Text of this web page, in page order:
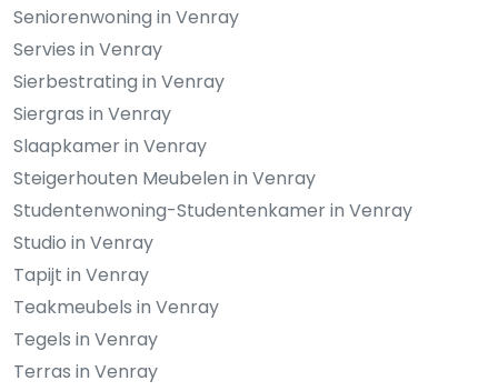
Seniorenwoning in Venray
Servies in Venray
Sierbestrating in Venray
Siergras in Venray
Slaapkamer in Venray
Steigerhouten Meubelen in Venray
Studentenwoning-Studentenkamer in Venray
Studio in Venray
Tapijt in Venray
Teakmeubels in Venray
Tegels in Venray
Terras in Venray